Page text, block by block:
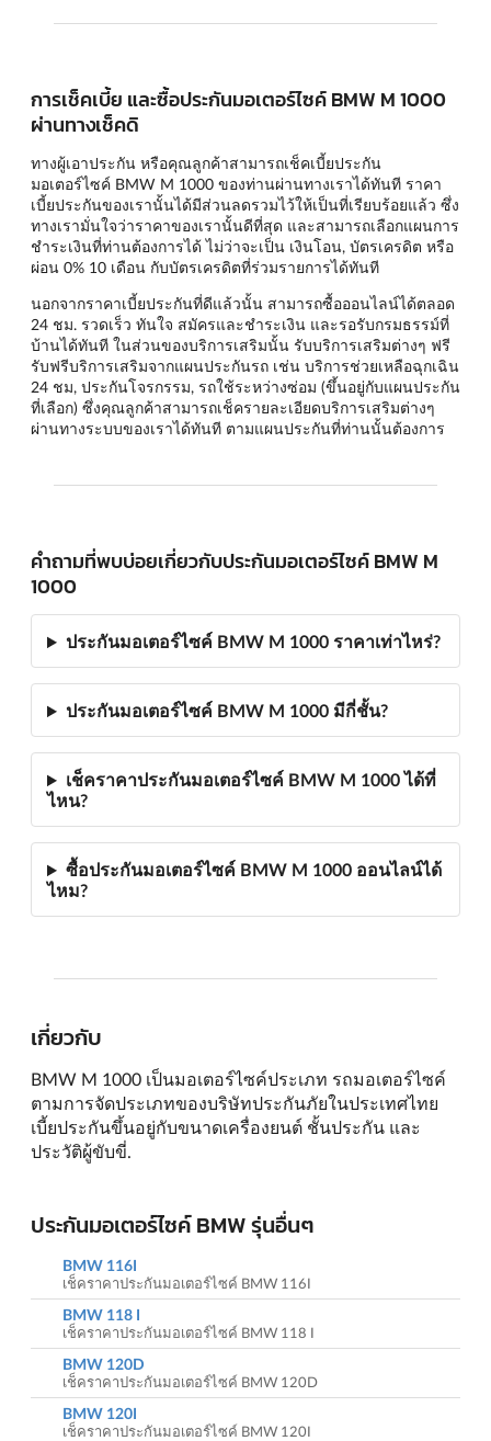
การเช็คเบี้ย และซื้อประกันมอเตอร์ไซค์ BMW M 1000
ผ่านทางเช็คดิ
ทางผู้เอาประกัน หรือคุณลูกค้าสามารถเช็คเบี้ยประกัน
มอเตอร์ไซค์ BMW M 1000 ของท่านผ่านทางเราได้ทันที ราคา
เบี้ยประกันของเรานั้นได้มีส่วนลดรวมไว้ให้เป็นที่เรียบร้อยแล้ว ซึ่ง
ทางเรามั่นใจว่าราคาของเรานั้นดีที่สุด และสามารถเลือกแผนการ
ชำระเงินที่ท่านต้องการได้ ไม่ว่าจะเป็น เงินโอน, บัตรเครดิต หรือ
ผ่อน 0% 10 เดือน กับบัตรเครดิตที่ร่วมรายการได้ทันที
นอกจากราคาเบี้ยประกันที่ดีแล้วนั้น สามารถซื้อออนไลน์ได้ตลอด
24 ชม. รวดเร็ว ทันใจ สมัครและชำระเงิน และรอรับกรมธรรม์ที่
บ้านได้ทันที ในส่วนของบริการเสริมนั้น รับบริการเสริมต่างๆ ฟรี
รับฟรีบริการเสริมจากแผนประกันรถ เช่น บริการช่วยเหลือฉุกเฉิน
24 ชม, ประกันโจรกรรม, รถใช้ระหว่างซ่อม (ขึ้นอยู่กับแผนประกัน
ที่เลือก) ซึ่งคุณลูกค้าสามารถเช็ครายละเอียดบริการเสริมต่างๆ
ผ่านทางระบบของเราได้ทันที ตามแผนประกันที่ท่านนั้นต้องการ
คำถามที่พบบ่อยเกี่ยวกับประกันมอเตอร์ไซค์ BMW M
1000
ประกันมอเตอร์ไซค์ BMW M 1000 ราคาเท่าไหร่?
ประกันมอเตอร์ไซค์ BMW M 1000 มีกี่ชั้น?
เช็คราคาประกันมอเตอร์ไซค์ BMW M 1000 ได้ที่
ไหน?
ซื้อประกันมอเตอร์ไซค์ BMW M 1000 ออนไลน์ได้
ไหม?
เกี่ยวกับ
BMW M 1000 เป็นมอเตอร์ไซค์ประเภท รถมอเตอร์ไซค์
ตามการจัดประเภทของบริษัทประกันภัยในประเทศไทย
เบี้ยประกันขึ้นอยู่กับขนาดเครื่องยนต์ ชั้นประกัน และ
ประวัติผู้ขับขี่.
ประกันมอเตอร์ไซค์ BMW รุ่นอื่นๆ
BMW 116I
เช็คราคาประกันมอเตอร์ไซค์ BMW 116I
BMW 118 I
เช็คราคาประกันมอเตอร์ไซค์ BMW 118 I
BMW 120D
เช็คราคาประกันมอเตอร์ไซค์ BMW 120D
BMW 120I
เช็คราคาประกันมอเตอร์ไซค์ BMW 120I